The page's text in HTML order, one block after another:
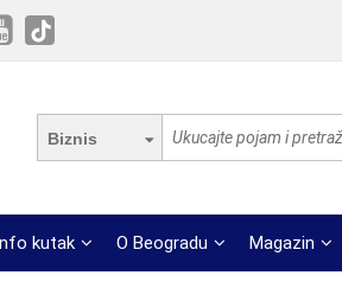
Biznis
kutak O Beogradu Magazin